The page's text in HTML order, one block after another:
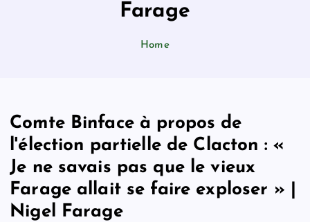
Farage
Home
Comte Binface à propos de
l'élection partielle de Clacton : «
Je ne savais pas que le vieux
Farage allait se faire exploser » |
Nigel Farage